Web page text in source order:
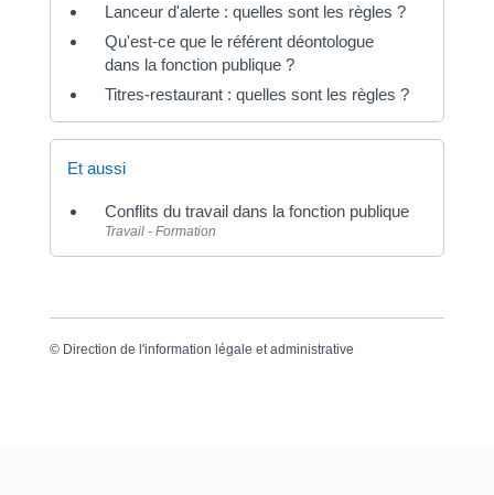
Lanceur d'alerte : quelles sont les règles ?
Qu'est-ce que le référent déontologue
dans la fonction publique ?
Titres-restaurant : quelles sont les règles ?
Et aussi
Conflits du travail dans la fonction publique
Travail - Formation
© Direction de l'information légale et administrative